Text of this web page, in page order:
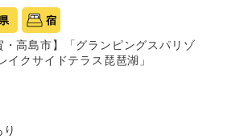
宿
・高島市】「グランピングスパリゾ
イクサイドテラス琵琶湖」